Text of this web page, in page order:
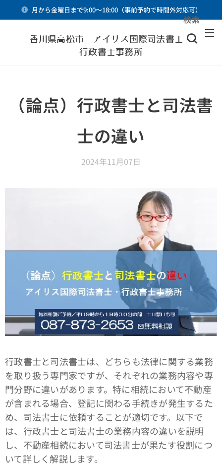
月から金曜日まで9:00～18:00（事前予約で時間外対応可）
香川県高松市 アイリス国際司法書士・
行政書士事務所
検索
（論点）行政書士と司法書
士の違い
2024年11月07日
行政書士と司法書士は、どちらも法律に関する業務
を取り扱う専門家ですが、それぞれの業務内容や専
門分野に違いがあります。特に相続において不動産
が含まれる場合、登記に関わる手続きが発生するた
め、司法書士に依頼することが適切です。以下で
は、行政書士と司法書士の業務内容の違いを説明
し、不動産相続において司法書士が果たす役割につ
いて詳しく解説します。